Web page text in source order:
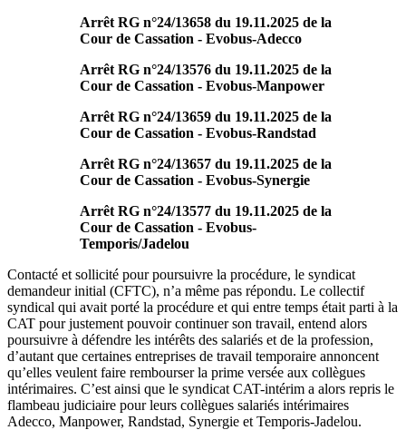
Arrêt RG n°24/13658 du 19.11.2025 de la
Cour de Cassation - Evobus-Adecco
Arrêt RG n°24/13576 du 19.11.2025 de la
Cour de Cassation - Evobus-Manpower
Arrêt RG n°24/13659 du 19.11.2025 de la
Cour de Cassation - Evobus-Randstad
Arrêt RG n°24/13657 du 19.11.2025 de la
Cour de Cassation - Evobus-Synergie
Arrêt RG n°24/13577 du 19.11.2025 de la
Cour de Cassation - Evobus-
Temporis/Jadelou
Contacté et sollicité pour poursuivre la procédure, le syndicat
demandeur initial (CFTC), n’a même pas répondu. Le collectif
syndical qui avait porté la procédure et qui entre temps était parti à la
CAT pour justement pouvoir continuer son travail, entend alors
poursuivre à défendre les intérêts des salariés et de la profession,
d’autant que certaines entreprises de travail temporaire annoncent
qu’elles veulent faire rembourser la prime versée aux collègues
intérimaires. C’est ainsi que le syndicat CAT-intérim a alors repris le
flambeau judiciaire pour leurs collègues salariés intérimaires
Adecco, Manpower, Randstad, Synergie et Temporis-Jadelou.